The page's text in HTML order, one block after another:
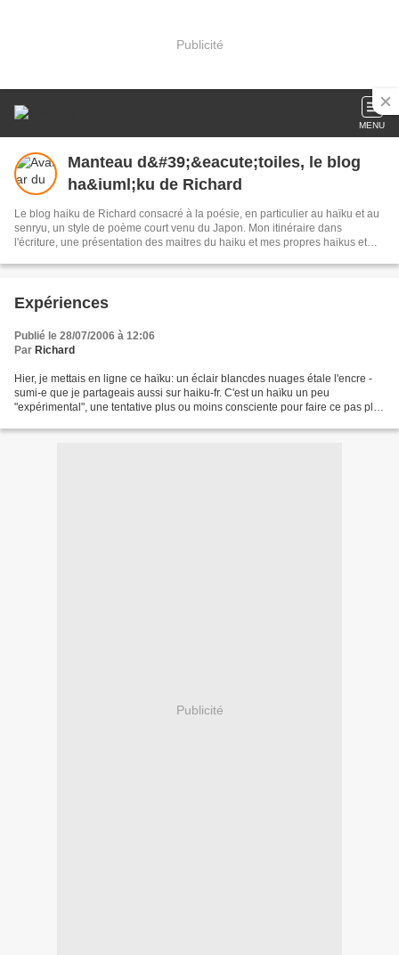
Publicité
MENU
Manteau d&#39;&eacute;toiles, le blog
ha&iuml;ku de Richard
Le blog haiku de Richard consacré à la poésie, en particulier au haïku et au
senryu, un style de poème court venu du Japon. Mon itinéraire dans
l'écriture, une présentation des maitres du haiku et mes propres haikus et
Expériences
Publié le 28/07/2006 à 12:06
Par Richard
Hier, je mettais en ligne ce haïku: un éclair blancdes nuages étale l'encre -
sumi-e que je partageais aussi sur haiku-fr. C'est un haïku un peu
"expérimental", une tentative plus ou moins consciente pour faire ce pas plus
Publicité